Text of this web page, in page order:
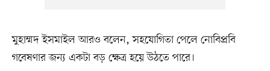
মুহাম্মদ ইসমাইল আরও বলেন, সহযোগিতা পেলে নোবিপ্রবি
গবেষণার জন্য একটা বড় ক্ষেত্র হয়ে উঠতে পারে।